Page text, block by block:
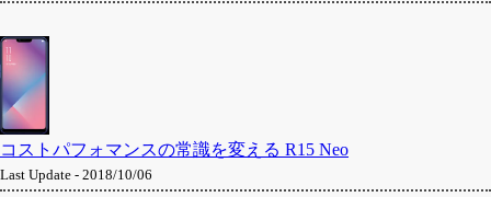
コストパフォマンスの常識を変える R15 Neo
Last Update - 2018/10/06